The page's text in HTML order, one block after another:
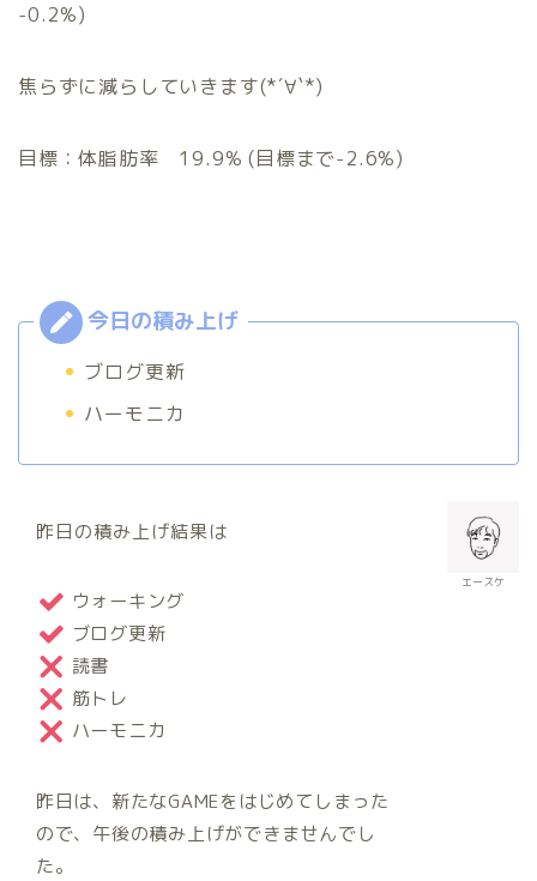
-0.2%)
焦らずに減らしていきます(*´∀`*)
目標：体脂肪率 19.9% (目標まで-2.6%)
ブログ更新
ハーモニカ
エースケ
昨日の積み上げ結果は
ウォーキング
ブログ更新
読書
筋トレ
ハーモニカ
昨日は、新たなGAMEをはじめてしまった
ので、午後の積み上げができませんでし
た。